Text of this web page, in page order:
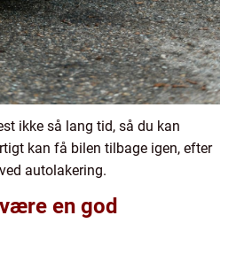
ikke så lang tid, så du kan
kan få bilen tilbage igen, efter
autolakering.
en god